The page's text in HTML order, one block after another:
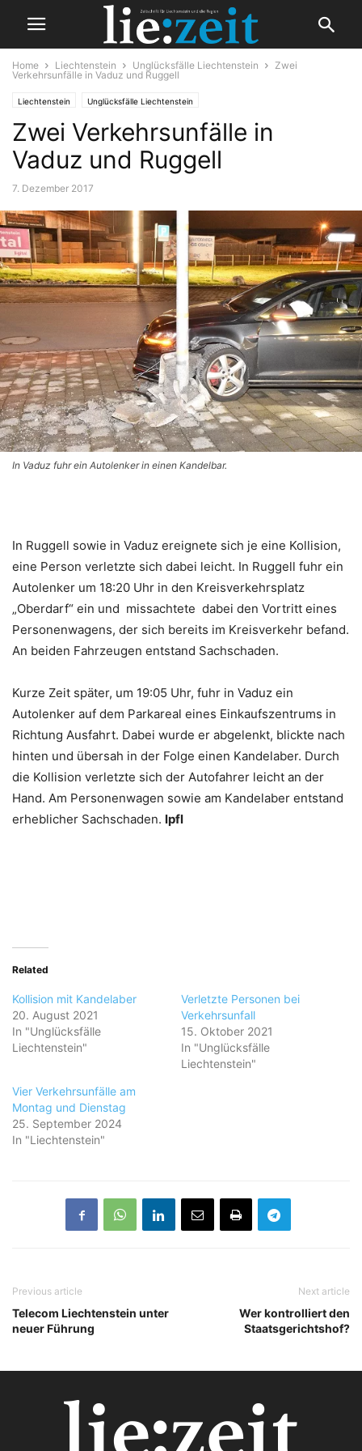
Home Liechtenstein Unglücksfälle Liechtenstein
Zwei
Verkehrsunfälle in Vaduz und Ruggell
Liechtenstein Unglücksfälle Liechtenstein
Zwei Verkehrsunfälle in
Vaduz und Ruggell
7. Dezember 2017
In Vaduz fuhr ein Autolenker in einen Kandelbar.
In Ruggell sowie in Vaduz ereignete sich je eine Kollision,
eine Person verletzte sich dabei leicht. In Ruggell fuhr ein
Autolenker um 18:20 Uhr in den Kreisverkehrsplatz
„Oberdarf“ ein und missachtete dabei den Vortritt eines
Personenwagens, der sich bereits im Kreisverkehr befand.
An beiden Fahrzeugen entstand Sachschaden.
Kurze Zeit später, um 19:05 Uhr, fuhr in Vaduz ein
Autolenker auf dem Parkareal eines Einkaufszentrums in
Richtung Ausfahrt. Dabei wurde er abgelenkt, blickte nach
hinten und übersah in der Folge einen Kandelaber. Durch
die Kollision verletzte sich der Autofahrer leicht an der
Hand. Am Personenwagen sowie am Kandelaber entstand
erheblicher Sachschaden. lpfl
Related
Kollision mit Kandelaber
20. August 2021
In "Unglücksfälle
Liechtenstein"
Verletzte Personen bei
Verkehrsunfall
15. Oktober 2021
In "Unglücksfälle
Liechtenstein"
Vier Verkehrsunfälle am
Montag und Dienstag
25. September 2024
In "Liechtenstein"
Previous article
Telecom Liechtenstein unter
neuer Führung
Next article
Wer kontrolliert den
Staatsgerichtshof?